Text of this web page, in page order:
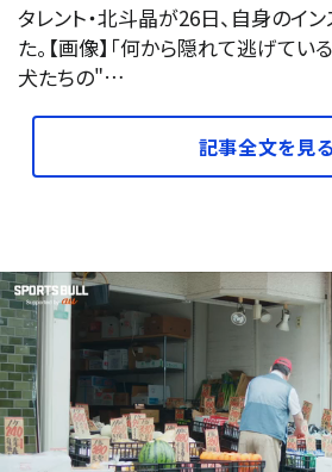
タレント・北斗晶が26日、自身のイ
た。【画像】「何から隠れて逃げてい
犬たちの"…
記事全文を見る